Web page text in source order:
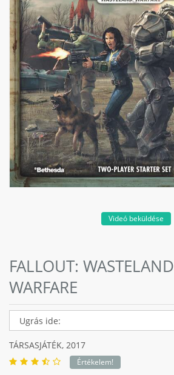
Videó beküldése
FALLOUT: WASTELAND
WARFARE
TÁRSASJÁTÉK, 2017
Értékelem!